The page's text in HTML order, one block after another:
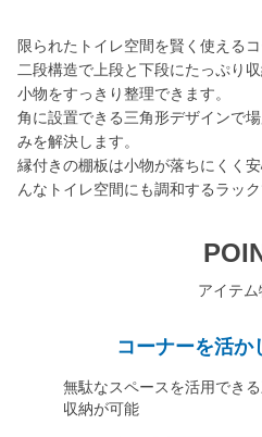
限られたトイレ空間を賢く使える
二段構造で上段と下段にたっぷり
小物をすっきり整理できます。
角に設置できる三角形デザインで
みを解決します。
縁付きの棚板は小物が落ちにくく
んなトイレ空間にも調和するラック
アイテ
コーナーを活か
無駄なスペースを活用でき
収納が可能